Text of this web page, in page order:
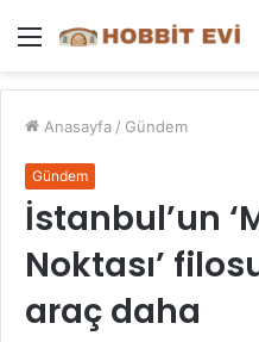
Menü
Anasayfa / Gündem
Gündem
İstanbul’un
Noktası’
araç daha